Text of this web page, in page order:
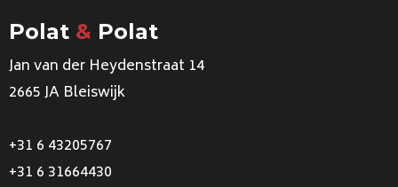
Polat & Polat
Jan van der Heydenstraat 14
2665 JA Bleiswijk
+31 6 43205767
+31 6 31664430